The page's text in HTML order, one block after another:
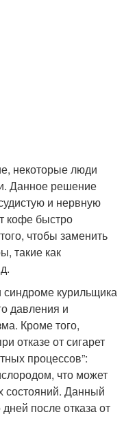
некоторые люди
Данное решение
и нервную
кофе быстро
чтобы заменить
такие как
синдроме курильщика
давления и
Кроме того,
отказе от сигарет
процессов”:
что может
состояний. Данный
после отказа от